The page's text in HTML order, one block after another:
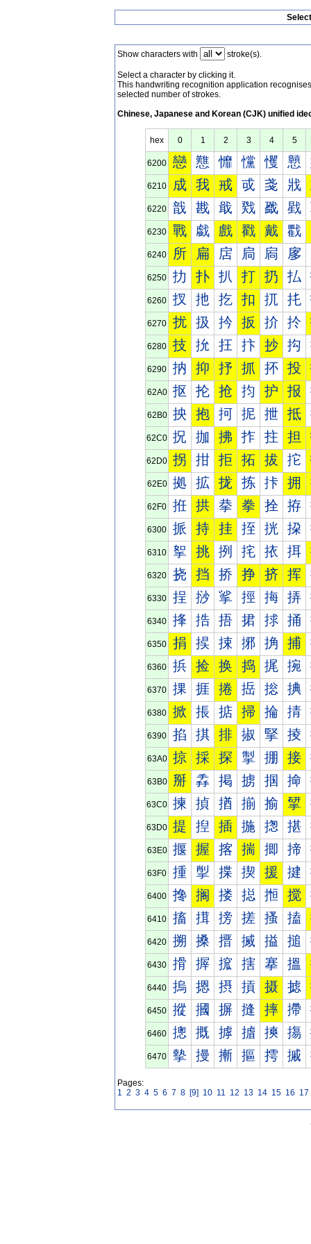
Show characters with stroke(s).
Select a character by clicking it.
This handwriting recognition application
selected number of strokes.
Chinese, Japanese and Korean (CJK) unified
hex 0 1 2 3 4 5
6200 戀 戁 戂 戃 戄 戅
6210 成 我 戒 戓 戔 戕
6220 戠 戡 戢 戣 戤 戥
6230 戰 戱 戲 戳 戴 戵
6240 所 扁 扂 扃 扄 扅
6250 扐 扑 扒 打 扔 払
6260 扠 扡 扢 扣 扤 扥
6270 扰 扱 扲 扳 扴 扵
6280 技 抁 抂 抃 抄 抅
6290 抐 抑 抒 抓 抔 投
62A0 抠 抡 抢 抣 护 报
62B0 抰 抱 抲 抳 抴 抵
62C0 拀 拁 拂 拃 拄 担
62D0 拐 拑 拒 拓 拔 拕
62E0 拠 拡 拢 拣 拤 拥
62F0 拰 拱 拲 拳 拴 拵
6300 挀 持 挂 挃 挄 挅
6310 挐 挑 挒 挓 挔 挕
6320 挠 挡 挢 挣 挤 挥
6330 挰 挱 挲 挳 挴 挵
6340 捀 捁 捂 捃 捄 捅
6350 捐 捑 捒 捓 捔 捕
6360 捠 捡 换 捣 捤 捥
6370 捰 捱 捲 捳 捴 捵
6380 掀 掁 掂 掃 掄 掅
6390 掐 掑 排 掓 掔 掕
63A0 掠 採 探 掣 掤 接
63B0 掰 掱 掲 掳 掴 掵
63C0 揀 揁 揂 揃 揄 揅
63D0 提 揑 插 揓 揔 揕
63E0 揠 握 揢 揣 揤 揥
63F0 揰 揱 揲 揳 援 揵
6400 搀 搁 搂 搃 搄 搅
6410 搐 搑 搒 搓 搔 搕
6420 搠 搡 搢 搣 搤 搥
6430 搰 搱 搲 搳 搴 搵
6440 摀 摁 摂 摃 摄 摅
6450 摐 摑 摒 摓 摔 摕
6460 摠 摡 摢 摣 摤 摥
6470 摰 摱 摲 摳 摴 摵
Pages:
1 2 3 4 5 6 7 8 [9] 10 11 12 13 14 15 16 17